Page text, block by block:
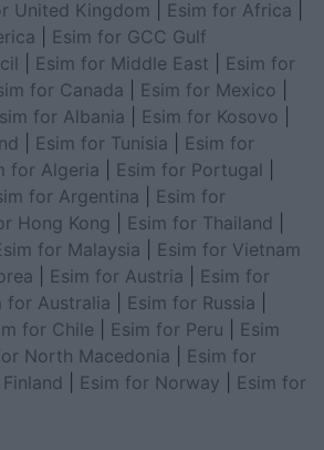
United Kingdom Esim for Africa
Esim for GCC Gulf
Esim for Middle East
Esim for
for Canada Esim for Mexico
for Albania Esim for Kosovo
Esim for Tunisia
Esim for
for Algeria Esim for Portugal
for Argentina
Esim for
Hong Kong Esim for Thailand
for Malaysia
Esim for Vietnam
Esim for Austria
Esim for
for Australia Esim for Russia
for Chile Esim for Peru
Esim
North Macedonia
Esim for
Esim for Norway
Esim for